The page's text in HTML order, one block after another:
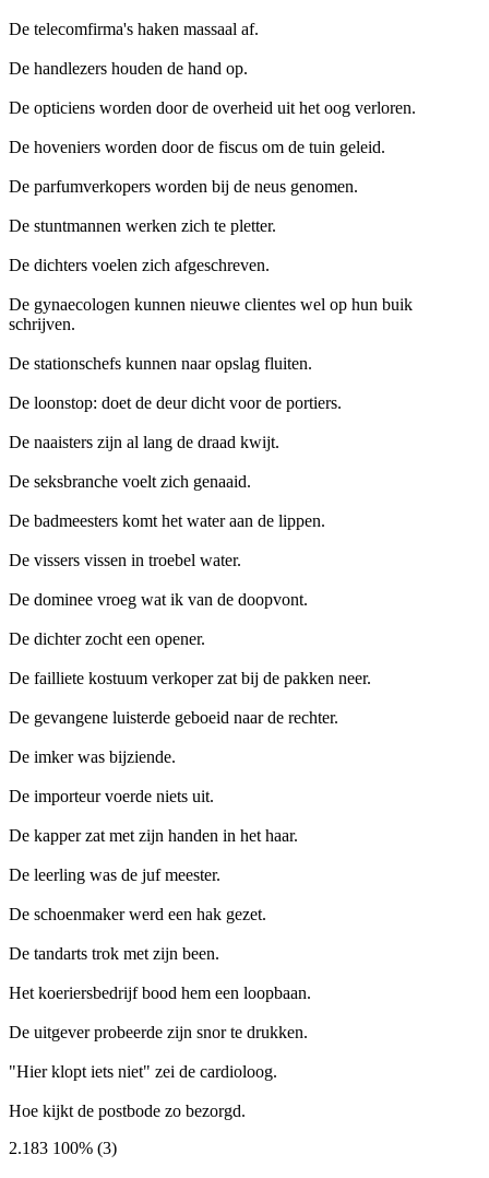
De telecomfirma's haken massaal af.
De handlezers houden de hand op.
De opticiens worden door de overheid uit het oog verloren.
De hoveniers worden door de fiscus om de tuin geleid.
De parfumverkopers worden bij de neus genomen.
De stuntmannen werken zich te pletter.
De dichters voelen zich afgeschreven.
De gynaecologen kunnen nieuwe clientes wel op hun buik
schrijven.
De stationschefs kunnen naar opslag fluiten.
De loonstop: doet de deur dicht voor de portiers.
De naaisters zijn al lang de draad kwijt.
De seksbranche voelt zich genaaid.
De badmeesters komt het water aan de lippen.
De vissers vissen in troebel water.
De dominee vroeg wat ik van de doopvont.
De dichter zocht een opener.
De failliete kostuum verkoper zat bij de pakken neer.
De gevangene luisterde geboeid naar de rechter.
De imker was bijziende.
De importeur voerde niets uit.
De kapper zat met zijn handen in het haar.
De leerling was de juf meester.
De schoenmaker werd een hak gezet.
De tandarts trok met zijn been.
Het koeriersbedrijf bood hem een loopbaan.
De uitgever probeerde zijn snor te drukken.
"Hier klopt iets niet" zei de cardioloog.
Hoe kijkt de postbode zo bezorgd.
2.183 100% (3)